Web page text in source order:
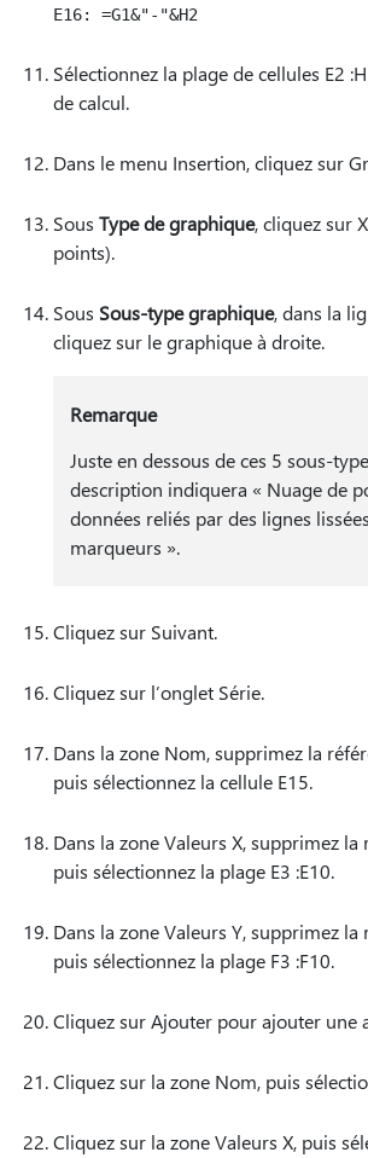
Sélectionnez la plage de cellules E2
de calcul.
Dans le menu Insertion, cliquez sur
Sous Type de graphique, cliquez sur
points).
Sous Sous-type graphique, dans la
cliquez sur le graphique à droite.
Remarque
Juste en dessous de ces 5 sous-
description indiquera « Nuage de
données reliés par des lignes
marqueurs ».
Cliquez sur Suivant.
Cliquez sur l’onglet Série.
Dans la zone Nom, supprimez la
puis sélectionnez la cellule E15.
Dans la zone Valeurs X, supprimez la
puis sélectionnez la plage E3 :E10.
Dans la zone Valeurs Y, supprimez la
puis sélectionnez la plage F3 :F10.
Cliquez sur Ajouter pour ajouter une
Cliquez sur la zone Nom, puis
Cliquez sur la zone Valeurs X, puis